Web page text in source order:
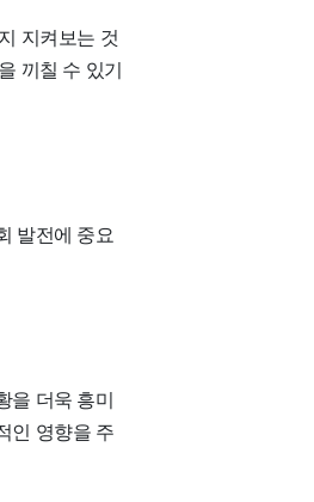
지켜보는 것
끼칠 수 있기
발전에 중요
을 더욱 흥미
인 영향을 주